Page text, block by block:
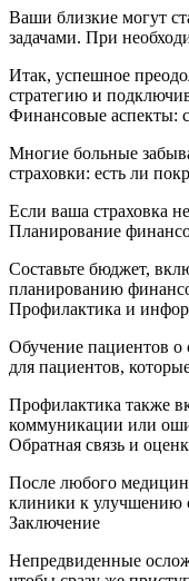
Ваши близкие могут
задачами. При
Итак, успешное
стратегию и
Финансовые аспекты:
Многие больные
страховки: есть ли
Если ваша страховка
Планирование
Составьте бюджет,
планированию
Профилактика и
Обучение пациентов о
для пациентов,
Профилактика также
коммуникации или
Обратная связь и
После любого
клиники к улучшению
Заключение
Непредвиденные